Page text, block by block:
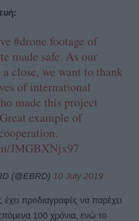
#drone footage of
made safe. As our
close, we want to thank
of international
made this project
example of
JMGBXNjx97
(@EBRD) 10 July 2019
προδιαγραφές να παρέχει
100 χρόνια, ενώ το